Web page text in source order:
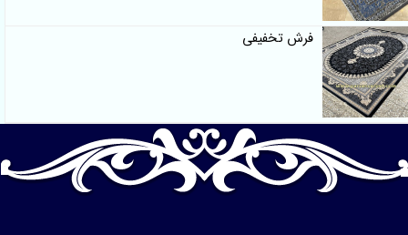
فرش تخفیفی